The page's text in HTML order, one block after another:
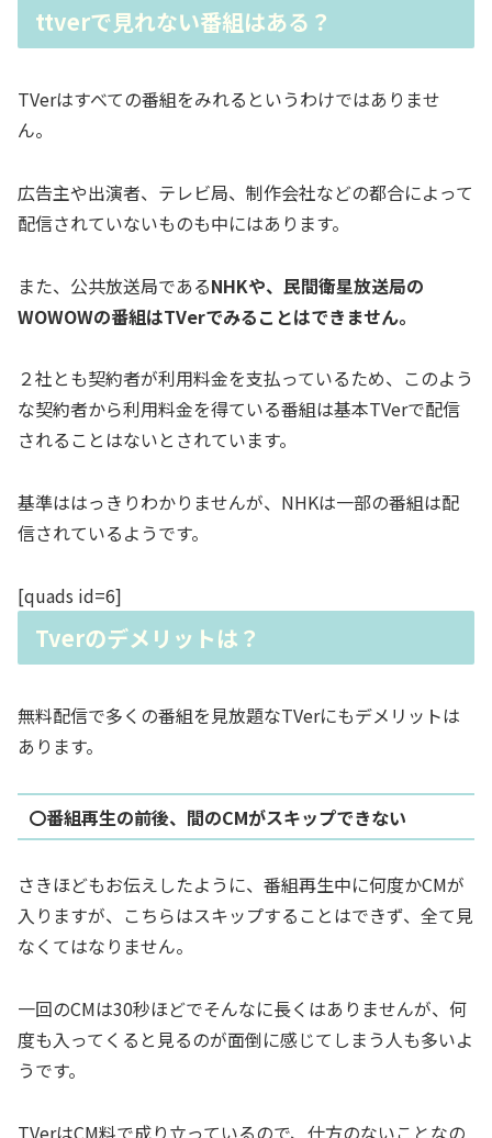
ttverで見れない番組はある？
TVerはすべての番組をみれるというわけではありませ
ん。
広告主や出演者、テレビ局、制作会社などの都合によって
配信されていないものも中にはあります。
また、公共放送局であるNHKや、民間衛星放送局の
WOWOWの番組はTVerでみることはできません。
２社とも契約者が利用料金を支払っているため、このよう
な契約者から利用料金を得ている番組は基本TVerで配信
されることはないとされています。
基準ははっきりわかりませんが、NHKは一部の番組は配
信されているようです。
[quads id=6]
Tverのデメリットは？
無料配信で多くの番組を見放題なTVerにもデメリットは
あります。
〇番組再生の前後、間のCMがスキップできない
さきほどもお伝えしたように、 番組再生中に何度かCMが
入りますが、こちらはスキップすることはできず、全て見
なくてはなりません。
一回のCMは30秒ほどでそんなに長くはありませんが、何
度も入ってくると見るのが面倒に感じてしまう人も多いよ
うです。
TVerはCM料で成り立っているので、仕方のないことなの